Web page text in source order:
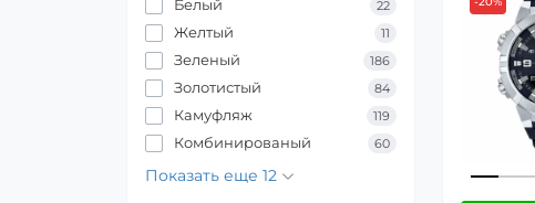
Белый 22
Желтый 11
Зеленый 186
Золотистый 84
Камуфляж 119
Комбинированый 60
Показать еще 12